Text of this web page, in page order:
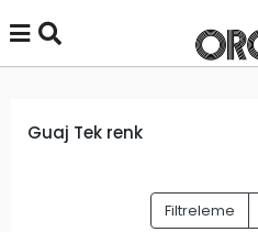
Guaj Tek renk
Filtreleme